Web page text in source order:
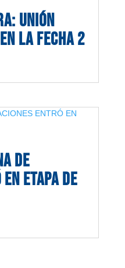
UNIÓN
LA FECHA 2
DE
ETAPA DE